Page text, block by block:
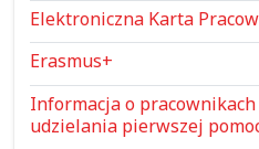
Elektroniczna Karta
Erasmus+
Informacja o pracownikach
udzielania pierwszej